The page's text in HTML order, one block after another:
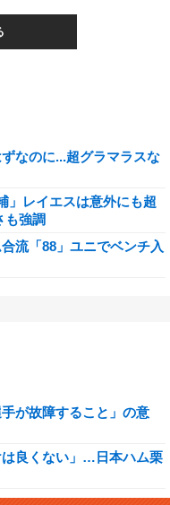
なのに...超グラマラスな
」レイエスは意外にも超
も強調
流「88」ユニでベンチ入
が故障すること」の意
良くない」…日本ハム栗